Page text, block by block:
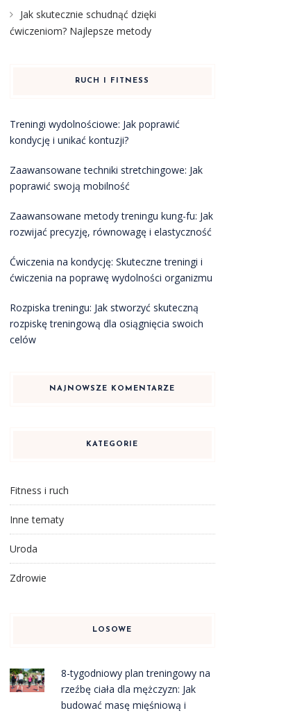
Jak skutecznie schudnąć dzięki
ćwiczeniom? Najlepsze metody
RUCH I FITNESS
Treningi wydolnościowe: Jak poprawić
kondycję i unikać kontuzji?
Zaawansowane techniki stretchingowe: Jak
poprawić swoją mobilność
Zaawansowane metody treningu kung-fu: Jak
rozwijać precyzję, równowagę i elastyczność
Ćwiczenia na kondycję: Skuteczne treningi i
ćwiczenia na poprawę wydolności organizmu
Rozpiska treningu: Jak stworzyć skuteczną
rozpiskę treningową dla osiągnięcia swoich
celów
NAJNOWSZE KOMENTARZE
KATEGORIE
Fitness i ruch
Inne tematy
Uroda
Zdrowie
LOSOWE
8-tygodniowy plan treningowy na
rzeźbę ciała dla mężczyzn: Jak
budować masę mięśniową i